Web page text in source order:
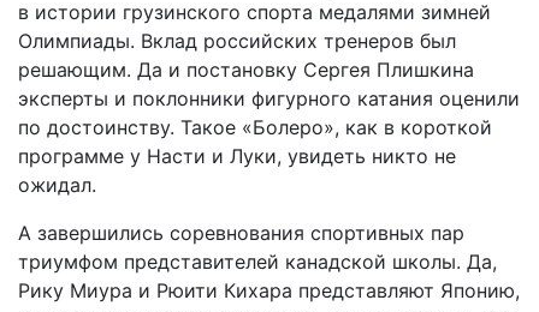
в истории грузинского спорта медалями зимней
Олимпиады. Вклад российских тренеров был
решающим. Да и постановку Сергея Плишкина
эксперты и поклонники фигурного катания оценили
по достоинству. Такое «Болеро», как в короткой
программе у Насти и Луки, увидеть никто не
ожидал.
А завершились соревнования спортивных пар
триумфом представителей канадской школы. Да,
Рику Миура и Рюити Кихара представляют Японию,